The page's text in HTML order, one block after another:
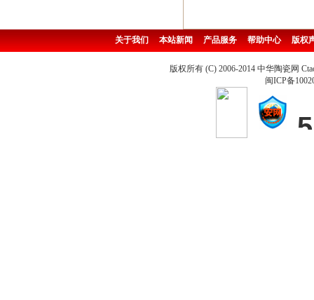
关于我们 本站新闻 产品服务 帮助中心 版权
版权所有 (C) 2006-2014 中华陶瓷网
闽ICP备